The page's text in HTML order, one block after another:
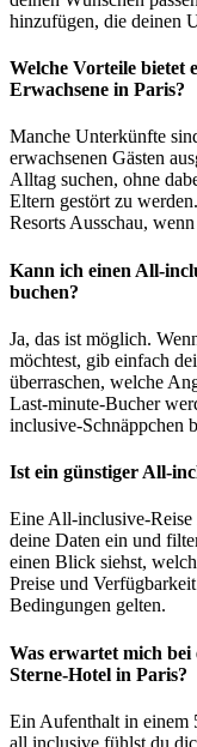
hinzufügen, die deinen
Welche Vorteile
Erwachsene in Paris?
Manche Unterkünfte
erwachsenen Gästen
Alltag suchen, ohne
Eltern gestört zu
Resorts Ausschau,
Kann ich einen All-
buchen?
Ja, das ist möglich.
möchtest, gib einfach
überraschen, welche
Last-minute-Bucher
inclusive-Schnäppchen
Ist ein günstiger All-
Eine All-inclusive-
deine Daten ein und
einen Blick siehst,
Preise und
Bedingungen gelten.
Was erwartet mich
Sterne-Hotel in Paris?
Ein Aufenthalt in einem
all inclusive fühlst du